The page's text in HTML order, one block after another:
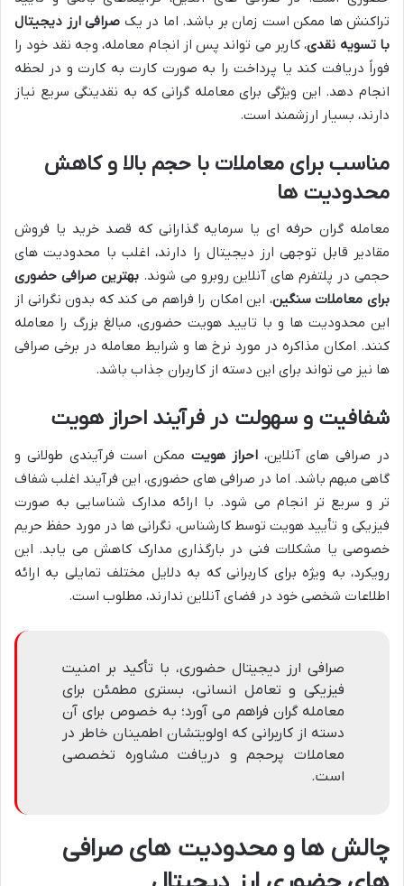
تراکنش ها ممکن است زمان بر باشد. اما در یک صرافی ارز دیجیتال
با تسویه نقدی، کاربر می تواند پس از انجام معامله، وجه نقد خود را
فوراً دریافت کند یا پرداخت را به صورت کارت به کارت و در لحظه
انجام دهد. این ویژگی برای معامله گرانی که به نقدینگی سریع نیاز
دارند، بسیار ارزشمند است.
مناسب برای معاملات با حجم بالا و کاهش
محدودیت ها
معامله گران حرفه ای یا سرمایه گذارانی که قصد خرید یا فروش
مقادیر قابل توجهی ارز دیجیتال را دارند، اغلب با محدودیت های
حجمی در پلتفرم های آنلاین روبرو می شوند.بهترین صرافی حضوری
برای معاملات سنگین، این امکان را فراهم می کند که بدون نگرانی از
این محدودیت ها و با تایید هویت حضوری، مبالغ بزرگ را معامله
کنند. امکان مذاکره در مورد نرخ ها و شرایط معامله در برخی صرافی
ها نیز می تواند برای این دسته از کاربران جذاب باشد.
شفافیت و سهولت در فرآیند احراز هویت
در صرافی های آنلاین،احراز هویت ممکن است فرآیندی طولانی و
گاهی مبهم باشد. اما در صرافی های حضوری، این فرآیند اغلب شفاف
تر و سریع تر انجام می شود. با ارائه مدارک شناسایی به صورت
فیزیکی و تأیید هویت توسط کارشناس، نگرانی ها در مورد حفظ حریم
خصوصی یا مشکلات فنی در بارگذاری مدارک کاهش می یابد. این
رویکرد، به ویژه برای کاربرانی که به دلایل مختلف تمایلی به ارائه
اطلاعات شخصی خود در فضای آنلاین ندارند، مطلوب است.
صرافی ارز دیجیتال حضوری، با تأکید بر امنیت
فیزیکی و تعامل انسانی، بستری مطمئن برای
معامله گران فراهم می آورد؛ به خصوص برای آن
دسته از کاربرانی که اولویتشان اطمینان خاطر در
معاملات پرحجم و دریافت مشاوره تخصصی
است.
چالش ها و محدودیت های صرافی